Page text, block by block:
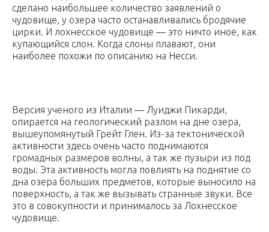
сделано наибольшее количество заявлений о
чудовище, у озера часто останавливались бродячие
цирки. И лохнесское чудовище — это ничто иное, как
купающийся слон. Когда слоны плавают, они
наиболее похожи по описанию на Несси.
Версия ученого из Италии — Луиджи Пикарди,
опирается на геологический разлом на дне озера,
вышеупомянутый Грейт Глен. Из-за тектонической
активности здесь очень часто поднимаются
громадных размеров волны, а так же пузыри из под
воды. Эта активность могла повлиять на поднятие со
дна озера больших предметов, которые выносило на
поверхность, а так же вызывать странные звуки. Все
это в совокупности и принималось за Лохнесское
чудовище.